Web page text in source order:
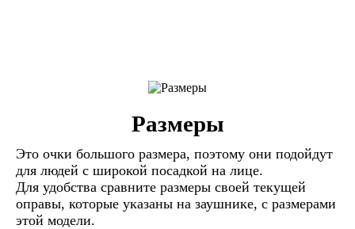
Размеры
Это очки большого размера, поэтому они подойдут
для людей с широкой посадкой на лице.
Для удобства сравните размеры своей текущей
оправы, которые указаны на заушнике, с размерами
этой модели.